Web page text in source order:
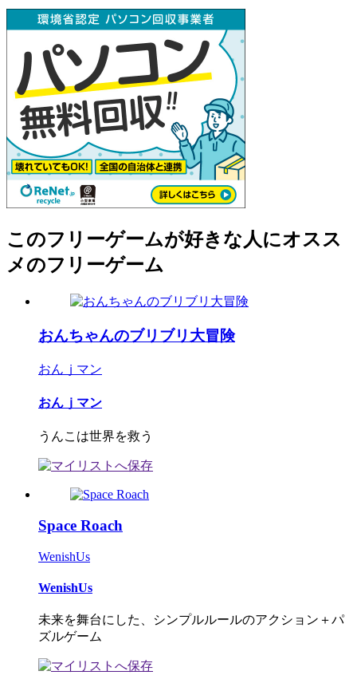
このフリーゲームが好きな人にオスス
メのフリーゲーム
おんちゃんのブリブリ大冒険
おんｊマン
おんｊマン
うんこは世界を救う
Space Roach
WenishUs
WenishUs
未来を舞台にした、シンプルルールのアクション＋パ
ズルゲーム